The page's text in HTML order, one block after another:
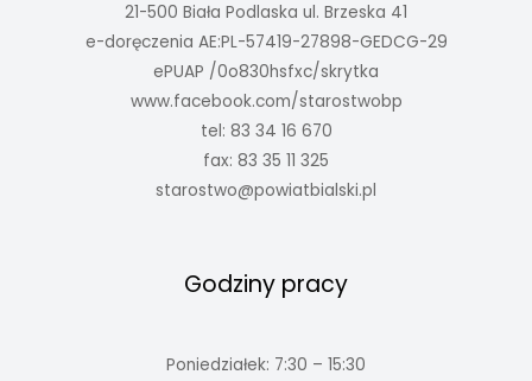
21-500 Biała Podlaska ul. Brzeska 41
e-doręczenia AE:PL-57419-27898-GEDCG-29
ePUAP /0o830hsfxc/skrytka
www.facebook.com/starostwobp
tel: 83 34 16 670
fax: 83 35 11 325
starostwo@powiatbialski.pl
Godziny pracy
Poniedziałek: 7:30 – 15:30